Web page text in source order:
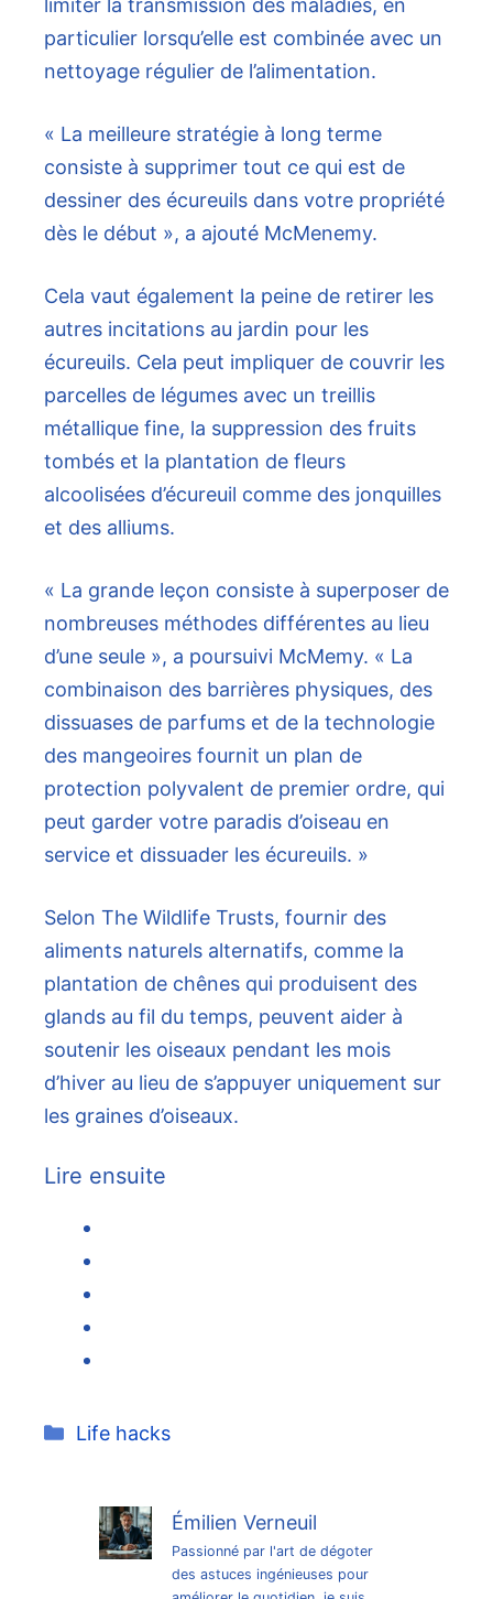
limiter la transmission des maladies, en
particulier lorsqu’elle est combinée avec un
nettoyage régulier de l’alimentation.
« La meilleure stratégie à long terme
consiste à supprimer tout ce qui est de
dessiner des écureuils dans votre propriété
dès le début », a ajouté McMenemy.
Cela vaut également la peine de retirer les
autres incitations au jardin pour les
écureuils. Cela peut impliquer de couvrir les
parcelles de légumes avec un treillis
métallique fine, la suppression des fruits
tombés et la plantation de fleurs
alcoolisées d’écureuil comme des jonquilles
et des alliums.
« La grande leçon consiste à superposer de
nombreuses méthodes différentes au lieu
d’une seule », a poursuivi McMemy. « La
combinaison des barrières physiques, des
dissuases de parfums et de la technologie
des mangeoires fournit un plan de
protection polyvalent de premier ordre, qui
peut garder votre paradis d’oiseau en
service et dissuader les écureuils. »
Selon The Wildlife Trusts, fournir des
aliments naturels alternatifs, comme la
plantation de chênes qui produisent des
glands au fil du temps, peuvent aider à
soutenir les oiseaux pendant les mois
d’hiver au lieu de s’appuyer uniquement sur
les graines d’oiseaux.
Lire ensuite
Catégories
Life hacks
Émilien Verneuil
Passionné par l'art de dégoter
des astuces ingénieuses pour